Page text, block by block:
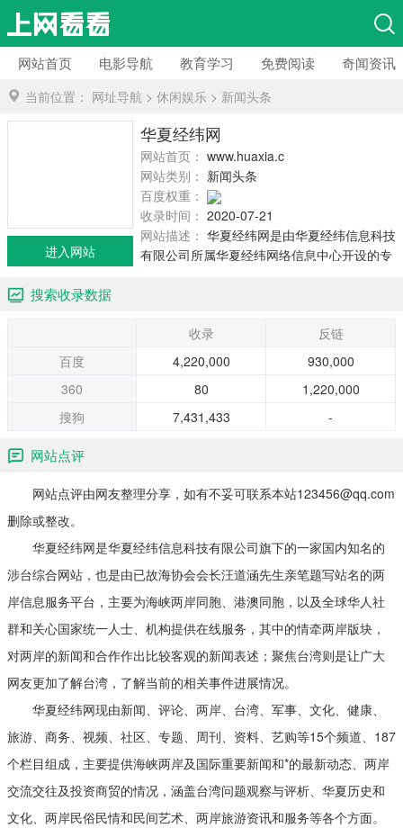
网站首页 电影导航 教育学习 免费阅读 奇闻资讯
当前位置： 网址导航 > 休闲娱乐 > 新闻头条
华夏经纬网
网站首页： www.huaxia.com
网站类别： 新闻头条
百度权重：
收录时间： 2020-07-21
网站描述： 华夏经纬网是由华夏经纬信息科技
有限公司所属华夏经纬网络信息中心开设的专
闻、评论、两岸、台湾、军事、文化、健康、
旅游、体育、商务、视频、社区、专题、周
刊、资料等15个频道组成，栏目总数为187个。
进入网站
搜索收录数据
收录
反链
百度
4,220,000
930,000
360
80
1,220,000
搜狗
7,431,433 -
网站点评
网站点评由网友整理分享，如有不妥可联系本站123456@qq.com
删除或整改。
华夏经纬网是华夏经纬信息科技有限公司旗下的一家国内知名的
涉台综合网站，也是由已故海协会会长汪道涵先生亲笔题写站名的两
岸信息服务平台，主要为海峡两岸同胞、港澳同胞，以及全球华人社
群和关心国家统一人士、机构提供在线服务，其中的情牵两岸版块，
对两岸的新闻和合作作出比较客观的新闻表述；聚焦台湾则是让广大
网友更加了解台湾，了解当前的相关事件进展情况。
华夏经纬网现由新闻、评论、两岸、台湾、军事、文化、健康、
旅游、商务、视频、社区、专题、周刊、资料、艺购等15个频道、187
个栏目组成，主要提供海峡两岸及国际重要新闻和*的最新动态、两岸
交流交往及投资商贸的情况，涵盖台湾问题观察与评析、华夏历史和
文化、两岸民俗民情和民间艺术、两岸旅游资讯和服务等各个方面。